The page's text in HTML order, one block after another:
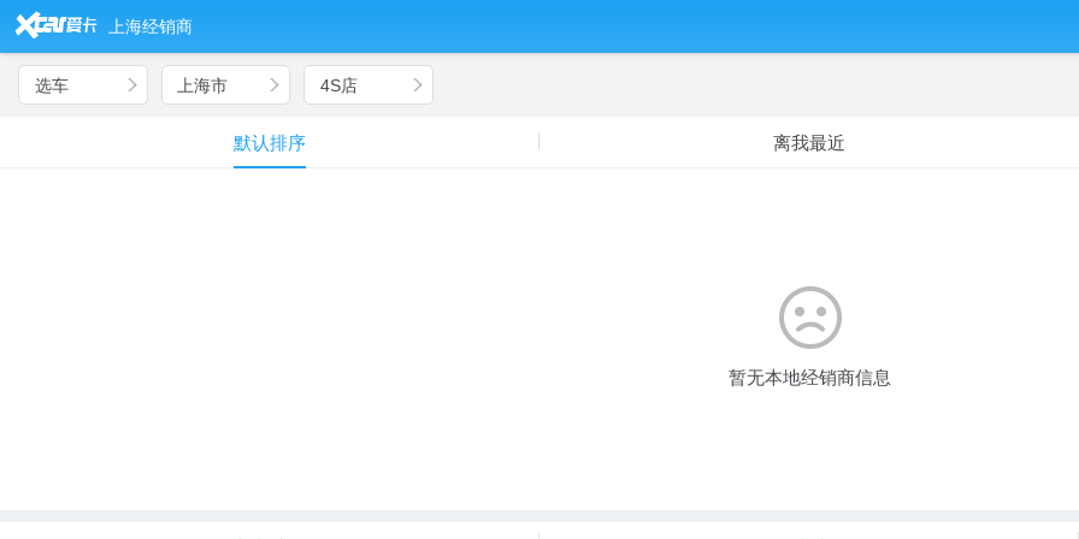
& 上海经销商
选车 e 上海市 e 4S店 e
默认排序 离我最近
b
暂无本地经销商信息